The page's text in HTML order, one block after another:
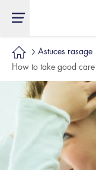
Astuces rasage
How to take good